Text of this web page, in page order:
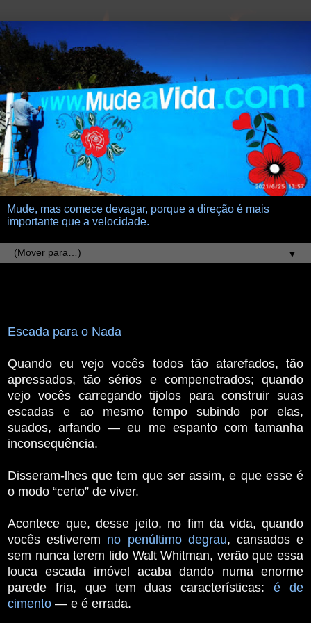
Mude, mas comece devagar, porque a direção é mais
importante que a velocidade.
▼
Escada para o Nada
Quando eu vejo vocês todos tão atarefados, tão
apressados, tão sérios e compenetrados; quando
vejo vocês carregando tijolos para construir suas
escadas e ao mesmo tempo subindo por elas,
suados, arfando — eu me espanto com tamanha
inconsequência.
Disseram-lhes que tem que ser assim, e que esse é
o modo “certo” de viver.
Acontece que, desse jeito, no fim da vida, quando
vocês estiverem no penúltimo degrau, cansados e
sem nunca terem lido Walt Whitman, verão que essa
louca escada imóvel acaba dando numa enorme
parede fria, que tem duas características:é de
cimento — e é errada.